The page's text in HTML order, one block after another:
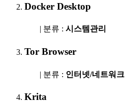
Docker Desktop
| 분류 : 시스템관리
Tor Browser
| 분류 : 인터넷/네트워크
Krita